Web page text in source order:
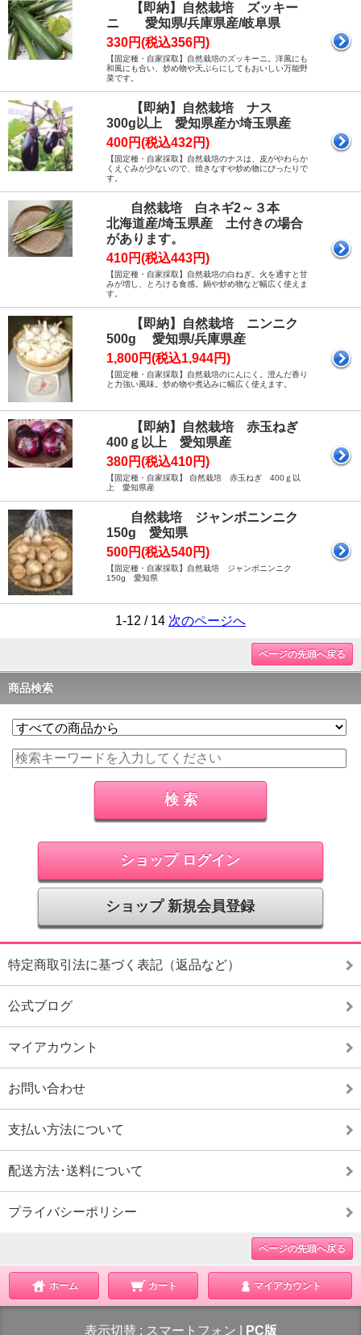
【即納】自然栽培 ズッキー
ニ 愛知県/兵庫県産/岐阜県
330円(税込356円)
【固定種・自家採取】自然栽培のズッキーニ。洋風にも
和風にも合い、炒め物や天ぷらにしてもおいしい万能野
菜です。
【即納】自然栽培 ナス
300g以上 愛知県産か埼玉県産
400円(税込432円)
【固定種・自家採取】自然栽培のナスは、皮がやわらか
くえぐみが少ないので、焼きなすや炒め物にぴったりで
す。
自然栽培 白ネギ2～３本
北海道産/埼玉県産 土付きの場合
があります。
410円(税込443円)
【固定種・自家採取】自然栽培の白ねぎ。火を通すと甘
みが増し、とろける食感。鍋や炒め物など幅広く使えま
す。
【即納】自然栽培 ニンニク
500g 愛知県/兵庫県産
1,800円(税込1,944円)
【固定種・自家採取】自然栽培のにんにく。澄んだ香り
と力強い風味。炒め物や煮込みに幅広く使えます。
【即納】自然栽培 赤玉ねぎ
400ｇ以上 愛知県産
380円(税込410円)
【固定種・自家採取】 自然栽培 赤玉ねぎ 400ｇ以
上 愛知県産
自然栽培 ジャンボニンニク
150g 愛知県
500円(税込540円)
【固定種・自家採取】自然栽培 ジャンボニンニク
150g 愛知県
1-12 / 14 次のページへ
ページの先頭へ戻る
商品検索
ショップ ログイン
ショップ 新規会員登録
特定商取引法に基づく表記（返品など）
公式ブログ
マイアカウント
お問い合わせ
支払い方法について
配送方法･送料について
プライバシーポリシー
ページの先頭へ戻る
ホーム カート マイアカウント
表示切替 : スマートフォン PC版